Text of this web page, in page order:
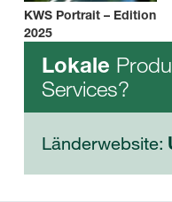
KWS Portrait – Edition
2025
Lokale
Services?
Länderwebsite: